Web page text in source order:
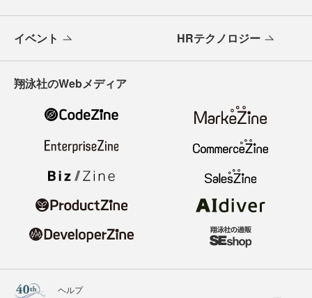
イベント HRテクノロジー
翔泳社のWebメディア
ヘルプ